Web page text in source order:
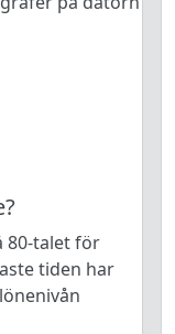
80-talet för
tiden har